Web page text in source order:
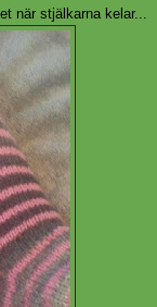
när stjälkarna kelar...